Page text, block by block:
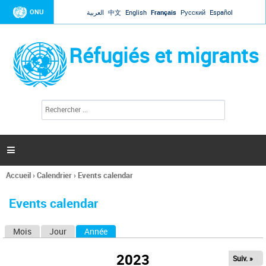
Jump to navigation
ONU العربية 中文 English Français Русский Español
Réfugiés et migrants
l
c
h
e

Vous
ici
Accueil›Calendrier› Events calendar
Events calendar
Mois Jour Année
2023 Suiv. »